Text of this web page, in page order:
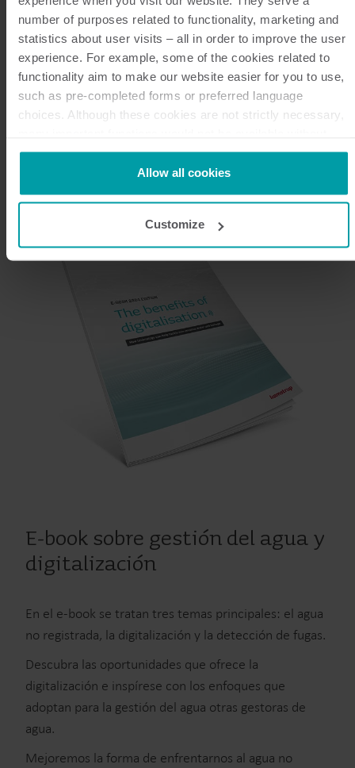
number of purposes related to functionality, marketing and
statistics about user visits – all in order to improve the user
experience. For example, some of the cookies related to
functionality aim to make our website easier for you to use,
such as pre-completed forms or preferred language
choices. Although these cookies are not strictly necessary,
them.
Kamstrup makes use of third-party cookies. A third-party
cookie is installed by someone other than us, such as other
You can at any time change or withdraw your consent from
Allow all cookies
Customize
Inspiración para la medición
E-book sobre gestión del agua y
digitalización
En el e-book se tratan tres temas principales: el agua
no registrada, la digitalización y la detección de fugas.
Descubra las oportunidades que ofrece la
digitalización e inspírese con los enfoques que
adoptan para la gestión del agua otras gestoras de
agua.
Mejoremos la forma de enfrentarnos al agua no